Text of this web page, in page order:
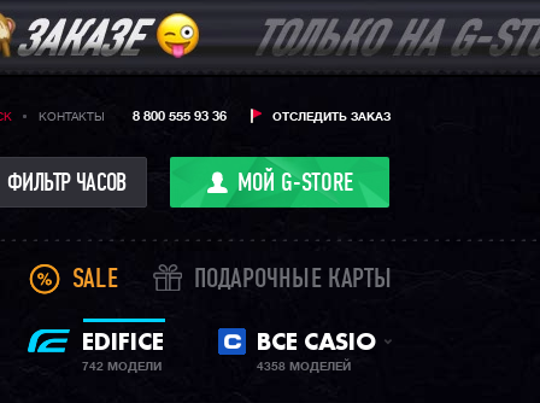
КОНТАКТЫ ОТСЛЕДИТЬ ЗАКАЗ
8 800 555 93 36
ФИЛЬТР ЧАСОВ МОЙ G-STORE
SALE ПОДАРОЧНЫЕ КАРТЫ
EDIFICE
742 МОДЕЛИ
ВСЕ CASIO
4358 МОДЕЛЕЙ